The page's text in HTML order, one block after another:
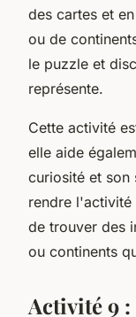
des cartes et
ou de
le puzzle et
représente.
Cette activité
elle aide
curiosité et son
rendre l'activité
de trouver des
ou continents
Activité 9 :